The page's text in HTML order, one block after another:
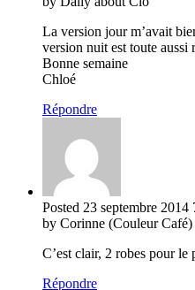
La version jour m’avait
version nuit est toute aussi
Bonne semaine
Chloé
Répondre
Posted 23 septembre 2014
by Corinne (Couleur Café)
C’est clair, 2 robes pour le
Répondre